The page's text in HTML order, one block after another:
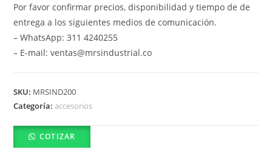
Por favor confirmar precios, disponibilidad y tiempo de de
entrega a los siguientes medios de comunicación.
– WhatsApp: 311 4240255
– E-mail: ventas@mrsindustrial.co
SKU: MRSIND200
Categoría:accesorios
COTIZAR